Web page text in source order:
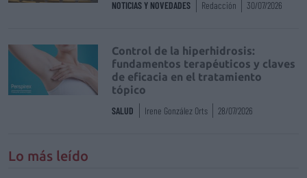
NOTICIAS Y NOVEDADES Redacción 30/07/2026
Control de la hiperhidrosis:
fundamentos terapéuticos y claves
de eficacia en el tratamiento
tópico
SALUD Irene González Orts 28/07/2026
Lo más leído